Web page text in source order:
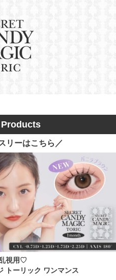
Products
リーはこちら／
視用♡
トーリック ワンマンス